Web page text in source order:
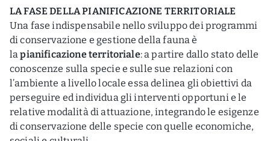
LA FASE DELLA PIANIFICAZIONE TERRITORIALE
Una fase indispensabile nello sviluppo dei programmi
di conservazione e gestione della fauna è
lapianificazione territoriale: a partire dallo stato delle
conoscenze sulla specie e sulle sue relazioni con
l’ambiente a livello locale essa delinea gli obiettivi da
perseguire ed individua gli interventi opportuni e le
relative modalità di attuazione, integrando le esigenze
di conservazione delle specie con quelle economiche,